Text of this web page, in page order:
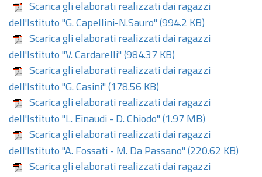
Scarica gli elaborati realizzati dai ragazzi
dell'Istituto "G. Capellini-N.Sauro" (994.2 KB)
Scarica gli elaborati realizzati dai ragazzi
dell'Istituto "V. Cardarelli" (984.37 KB)
Scarica gli elaborati realizzati dai ragazzi
dell'Istituto "G. Casini" (178.56 KB)
Scarica gli elaborati realizzati dai ragazzi
dell'Istituto "L. Einaudi - D. Chiodo" (1.97 MB)
Scarica gli elaborati realizzati dai ragazzi
dell'Istituto "A. Fossati - M. Da Passano" (220.62 KB)
Scarica gli elaborati realizzati dai ragazzi